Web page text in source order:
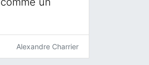
Alexandre Charrier